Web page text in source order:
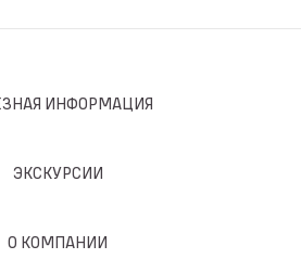
ИНФОРМАЦИЯ
ЭКСКУРСИИ
О КОМПАНИИ